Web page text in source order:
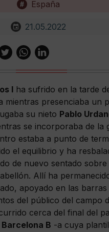
España
21.05.2022
I ha sufrido en la tarde
mientras presenciaba un
su nieto Pablo
se incorporaba de la
estaba a punto de
el equilibrio y ha
de nuevo sentado sobre
Allí ha
apoyado en las barras
del público del campo
cerca del final del
Barcelona B -a cuya